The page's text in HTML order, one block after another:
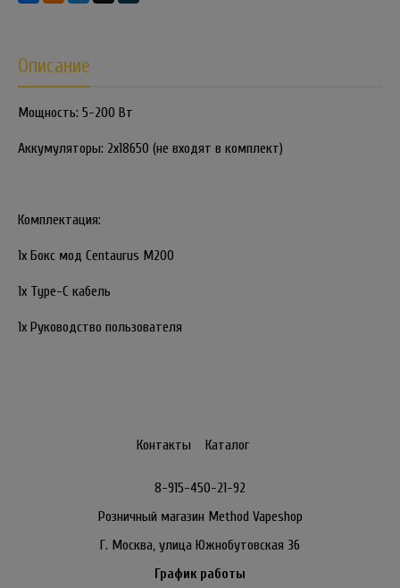
Описание
Мощность: 5-200 Вт
Аккумуляторы: 2x18650 (не входят в комплект)
Комплектация:
1x Бокс мод Centaurus M200
1х Type-C кабель
1х Руководство пользователя
Контакты Каталог
8-915-450-21-92
Розничный магазин Method Vapeshop
Г. Москва, улица Южнобутовская 36
График работы